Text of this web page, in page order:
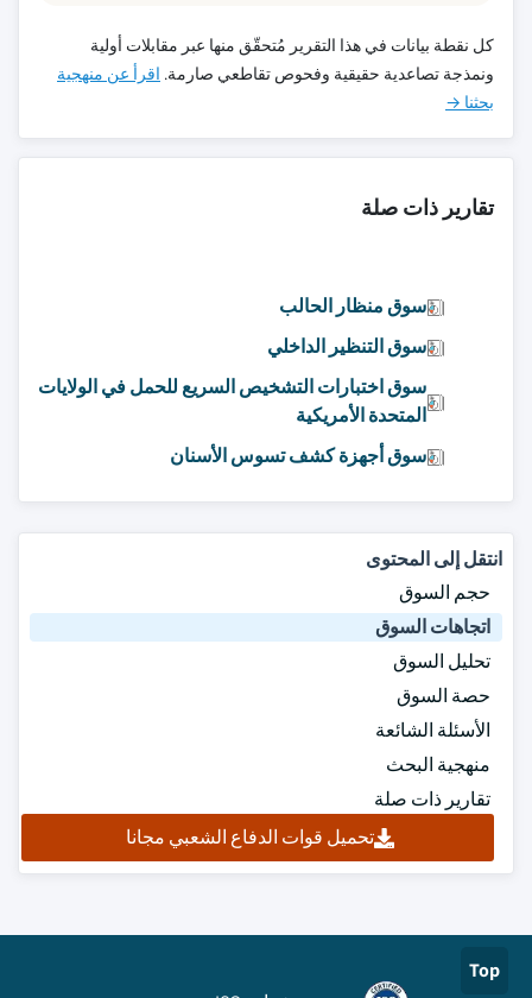
كل نقطة بيانات في هذا التقرير مُتحقّق منها عبر مقابلات أولية
ونمذجة تصاعدية حقيقية وفحوص تقاطعي صارمة. اقرأ عن منهجية
بحثنا →
تقارير ذات صلة
سوق منظار الحالب
سوق التنظير الداخلي
سوق اختبارات التشخيص السريع للحمل في الولايات
المتحدة الأمريكية
سوق أجهزة كشف تسوس الأسنان
انتقل إلى المحتوى
حجم السوق
اتجاهات السوق
تحليل السوق
حصة السوق
الأسئلة الشائعة
منهجية البحث
تقارير ذات صلة
تحميل قوات الدفاع الشعبي مجانا
Top